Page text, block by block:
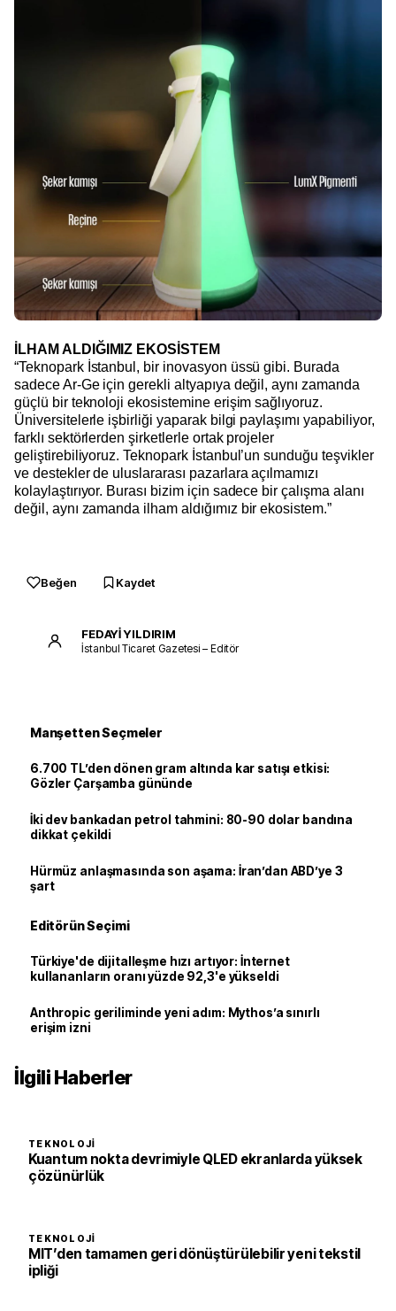
İLHAM ALDIĞIMIZ EKOSİSTEM
“Teknopark İstanbul, bir inovasyon üssü gibi. Burada
sadece Ar-Ge için gerekli altyapıya değil, aynı zamanda
güçlü bir teknoloji ekosistemine erişim sağlıyoruz.
Üniversitelerle işbirliği yaparak bilgi paylaşımı yapabiliyor,
farklı sektörlerden şirketlerle ortak projeler
geliştirebiliyoruz. Teknopark İstanbul’un sunduğu teşvikler
ve destekler de uluslararası pazarlara açılmamızı
kolaylaştırıyor. Burası bizim için sadece bir çalışma alanı
değil, aynı zamanda ilham aldığımız bir ekosistem.”
Beğen Kaydet
FEDAYİ YILDIRIM
İstanbul Ticaret Gazetesi – Editör
Manşetten Seçmeler
6.700 TL’den dönen gram altında kar satışı etkisi:
Gözler Çarşamba gününde
İki dev bankadan petrol tahmini: 80-90 dolar bandına
dikkat çekildi
Hürmüz anlaşmasında son aşama: İran’dan ABD’ye 3
şart
Editörün Seçimi
Türkiye'de dijitalleşme hızı artıyor: İnternet
kullananların oranı yüzde 92,3'e yükseldi
Anthropic geriliminde yeni adım: Mythos’a sınırlı
erişim izni
İlgili Haberler
TEKNOLOJI
Kuantum nokta devrimiyle QLED ekranlarda yüksek
çözünürlük
TEKNOLOJI
MIT’den tamamen geri dönüştürülebilir yeni tekstil
ipliği